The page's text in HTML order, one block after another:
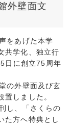
外壁面文
をあげた本学
共学化、独立行
日に創立75周年
の外壁面及び玄
しました。
し、「さくらの
た方へ特典とし